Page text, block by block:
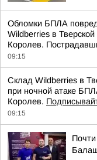
Обломки БПЛА
Wildberries в
Королев.
09:15
Склад Wildberries в
при ночной атаке
Королев.
09:15